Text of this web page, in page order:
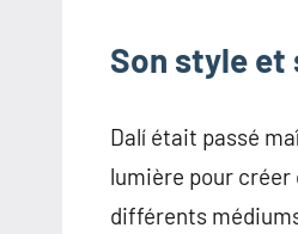
Son style
Dalí était passé
lumière pour créer
différents